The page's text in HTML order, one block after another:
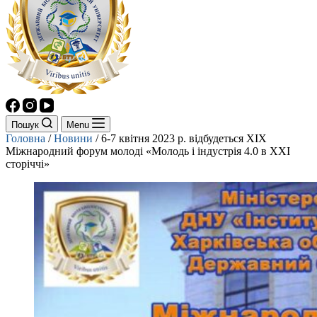
Пошук Menu
Головна /Новини /6-7 квітня 2023 р. відбудеться XІХ
Міжнародний форум молоді «Молодь і індустрія 4.0 в XXI
сторіччі»